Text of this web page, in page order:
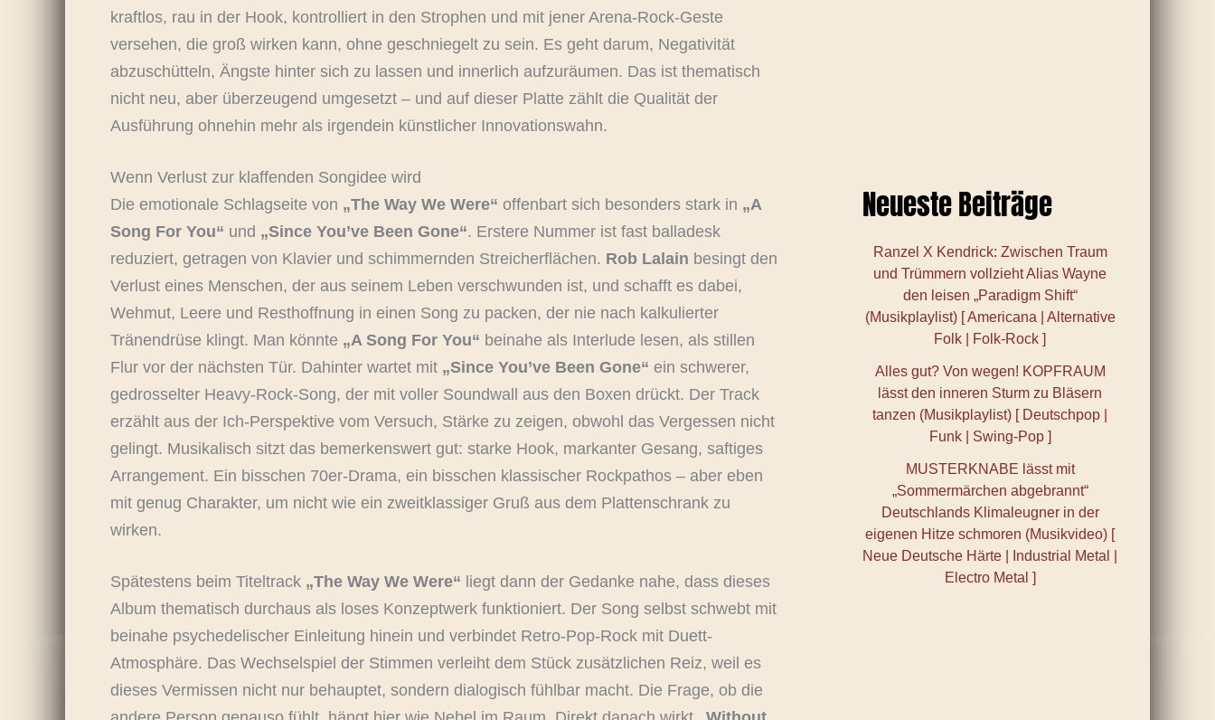
kraftlos, rau in der Hook, kontrolliert in den Strophen und mit jener Arena-Rock-Geste
versehen, die groß wirken kann, ohne geschniegelt zu sein. Es geht darum, Negativität
abzuschütteln, Ängste hinter sich zu lassen und innerlich aufzuräumen. Das ist thematisch
nicht neu, aber überzeugend umgesetzt – und auf dieser Platte zählt die Qualität der
Ausführung ohnehin mehr als irgendein künstlicher Innovationswahn.
Wenn Verlust zur klaffenden Songidee wird
Die emotionale Schlagseite von „The Way We Were“ offenbart sich besonders stark in „A
Song For You“ und „Since You’ve Been Gone“. Erstere Nummer ist fast balladesk
reduziert, getragen von Klavier und schimmernden Streicherflächen. Rob Lalain besingt den
Verlust eines Menschen, der aus seinem Leben verschwunden ist, und schafft es dabei,
Wehmut, Leere und Resthoffnung in einen Song zu packen, der nie nach kalkulierter
Tränendrüse klingt. Man könnte „A Song For You“ beinahe als Interlude lesen, als stillen
Flur vor der nächsten Tür. Dahinter wartet mit „Since You’ve Been Gone“ ein schwerer,
gedrosselter Heavy-Rock-Song, der mit voller Soundwall aus den Boxen drückt. Der Track
erzählt aus der Ich-Perspektive vom Versuch, Stärke zu zeigen, obwohl das Vergessen nicht
gelingt. Musikalisch sitzt das bemerkenswert gut: starke Hook, markanter Gesang, saftiges
Arrangement. Ein bisschen 70er-Drama, ein bisschen klassischer Rockpathos – aber eben
mit genug Charakter, um nicht wie ein zweitklassiger Gruß aus dem Plattenschrank zu
wirken.
Spätestens beim Titeltrack „The Way We Were“ liegt dann der Gedanke nahe, dass dieses
Album thematisch durchaus als loses Konzeptwerk funktioniert. Der Song selbst schwebt mit
beinahe psychedelischer Einleitung hinein und verbindet Retro-Pop-Rock mit Duett-
Atmosphäre. Das Wechselspiel der Stimmen verleiht dem Stück zusätzlichen Reiz, weil es
dieses Vermissen nicht nur behauptet, sondern dialogisch fühlbar macht. Die Frage, ob die
Neueste Beiträge
Ranzel X Kendrick: Zwischen Traum
und Trümmern vollzieht Alias Wayne
den leisen „Paradigm Shift“
(Musikplaylist) [ Americana | Alternative
Folk | Folk-Rock ]
Alles gut? Von wegen! KOPFRAUM
lässt den inneren Sturm zu Bläsern
tanzen (Musikplaylist) [ Deutschpop |
Funk | Swing-Pop ]
MUSTERKNABE lässt mit
„Sommermärchen abgebrannt“
Deutschlands Klimaleugner in der
eigenen Hitze schmoren (Musikvideo) [
Neue Deutsche Härte | Industrial Metal |
Electro Metal ]